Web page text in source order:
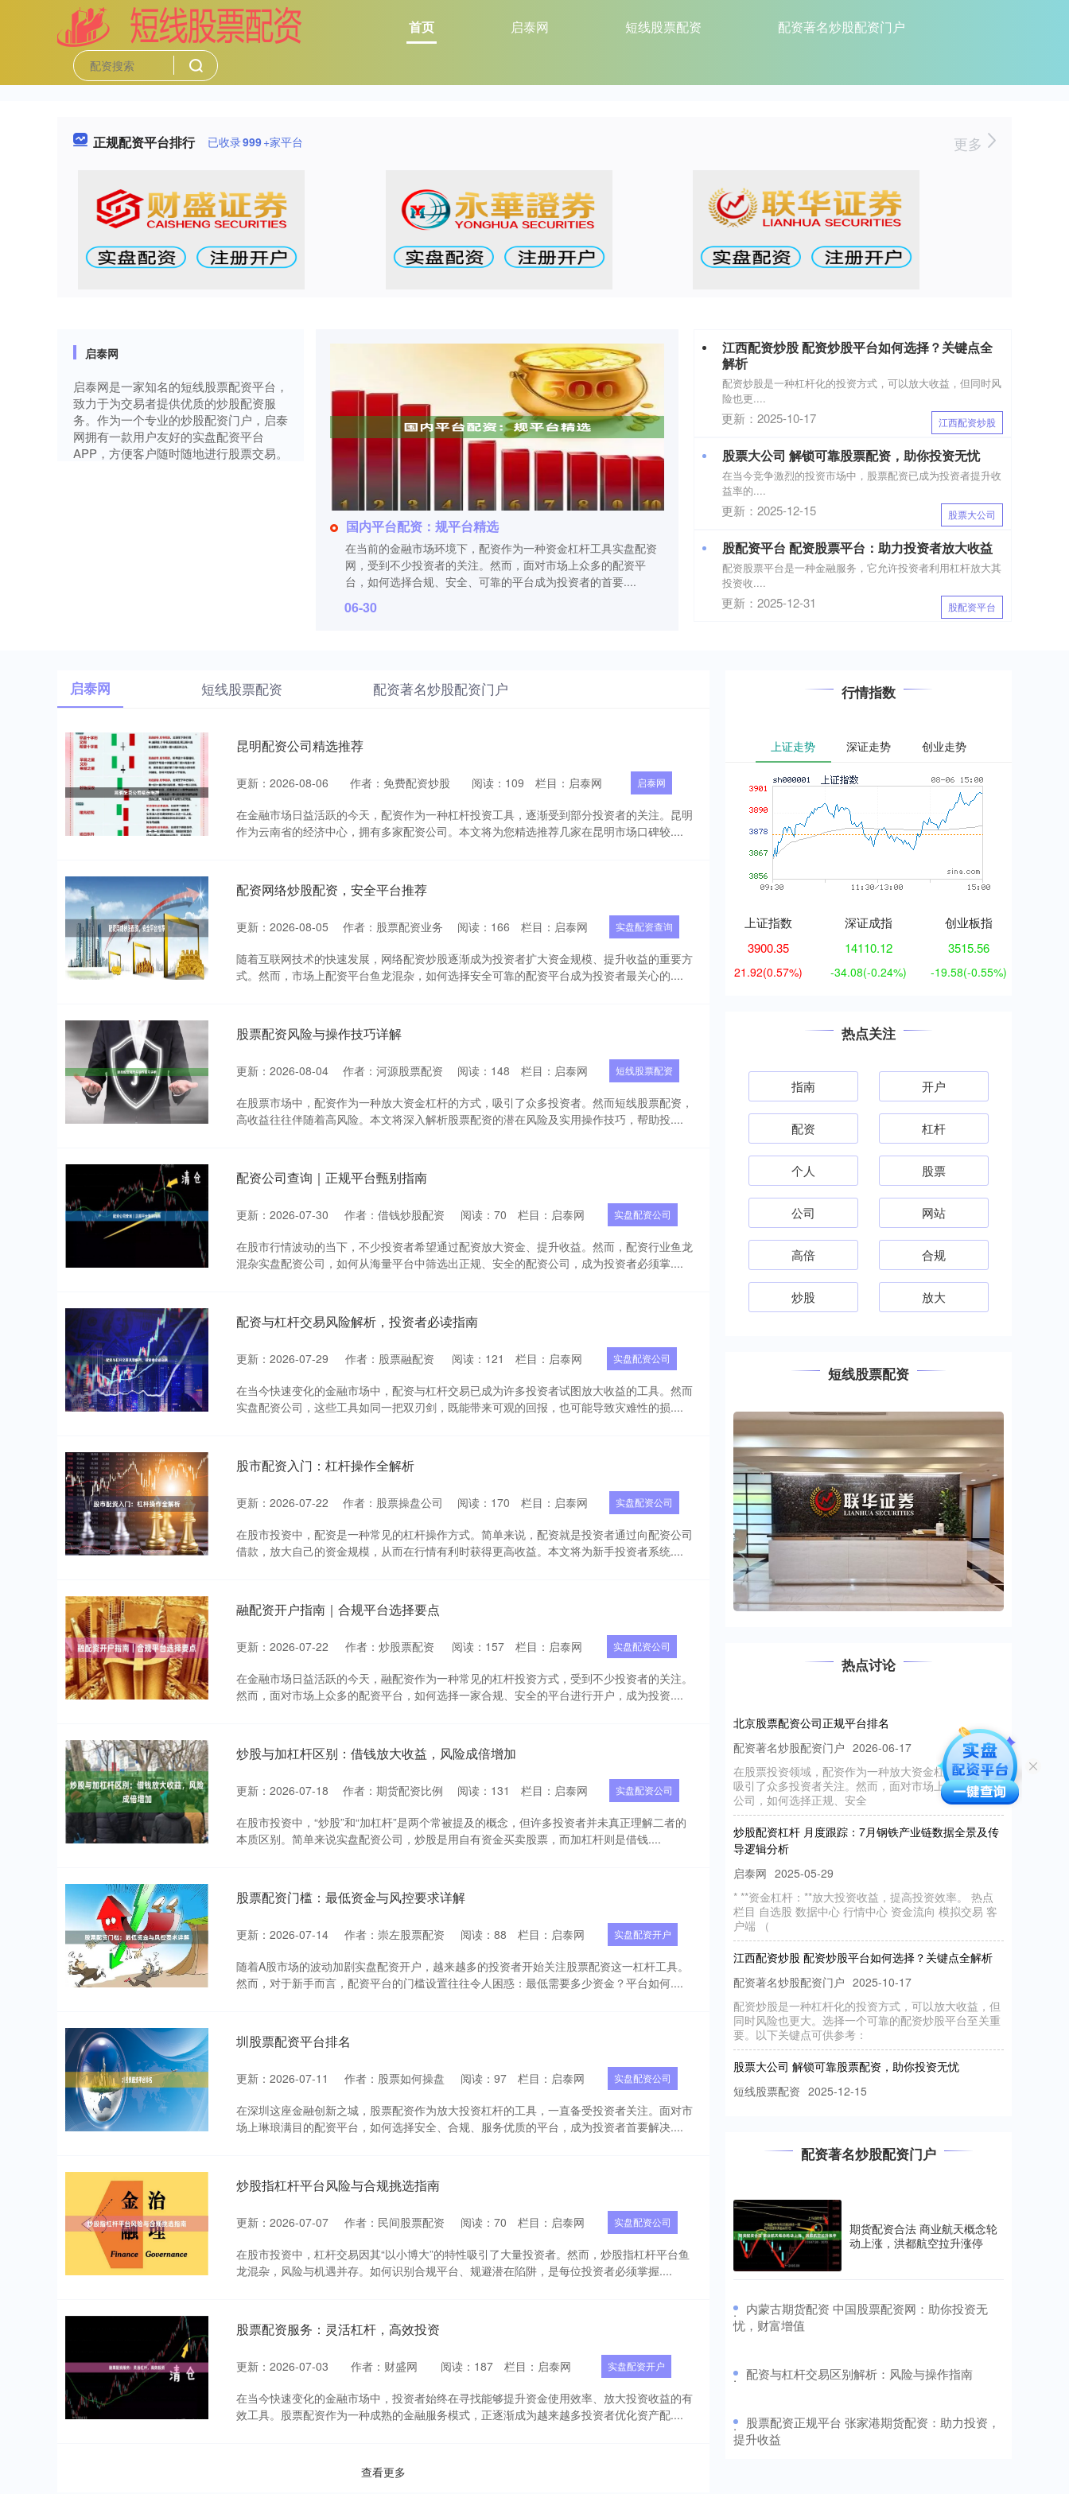
首页 启泰网 短线股票配资 配资著名炒股配资门户
正规配资平台排行 已收录999+家平台 更多
启泰网
启泰网是一家知名的短线股票配资平台，
致力于为交易者提供优质的炒股配资服
务。作为一个专业的炒股配资门户，启泰
网拥有一款用户友好的实盘配资平台
APP，方便客户随时随地进行股票交易。
国内平台配资：规平台精选
在当前的金融市场环境下，配资作为一种资金杠杆工具实盘配资
网，受到不少投资者的关注。然而，面对市场上众多的配资平
台，如何选择合规、安全、可靠的平台成为投资者的首要....
06-30
江西配资炒股 配资炒股平台如何选择？关键点全
解析
配资炒股是一种杠杆化的投资方式，可以放大收益，但同时风
险也更....
更新：2025-10-17 江西配资炒股
股票大公司 解锁可靠股票配资，助你投资无忧
在当今竞争激烈的投资市场中，股票配资已成为投资者提升收
益率的....
更新：2025-12-15 股票大公司
股配资平台 配资股票平台：助力投资者放大收益
配资股票平台是一种金融服务，它允许投资者利用杠杆放大其
投资收....
更新：2025-12-31 股配资平台
启泰网 短线股票配资 配资著名炒股配资门户
昆明配资公司精选推荐
更新：2026-08-06 作者：免费配资炒股 阅读： 109 栏目： 启泰网 启泰网
在金融市场日益活跃的今天，配资作为一种杠杆投资工具，逐渐受到部分投资者的关注。昆明
作为云南省的经济中心，拥有多家配资公司。本文将为您精选推荐几家在昆明市场口碑较....
配资网络炒股配资，安全平台推荐
更新：2026-08-05 作者：股票配资业务 阅读： 166 栏目： 启泰网 实盘配资查询
随着互联网技术的快速发展，网络配资炒股逐渐成为投资者扩大资金规模、提升收益的重要方
式。然而，市场上配资平台鱼龙混杂，如何选择安全可靠的配资平台成为投资者最关心的....
股票配资风险与操作技巧详解
更新：2026-08-04 作者：河源股票配资 阅读： 148 栏目： 启泰网 短线股票配资
在股票市场中，配资作为一种放大资金杠杆的方式，吸引了众多投资者。然而短线股票配资，
高收益往往伴随着高风险。本文将深入解析股票配资的潜在风险及实用操作技巧，帮助投....
配资公司查询｜正规平台甄别指南
更新：2026-07-30 作者：借钱炒股配资 阅读： 70 栏目： 启泰网 实盘配资公司
在股市行情波动的当下，不少投资者希望通过配资放大资金、提升收益。然而，配资行业鱼龙
混杂实盘配资公司，如何从海量平台中筛选出正规、安全的配资公司，成为投资者必须掌....
配资与杠杆交易风险解析，投资者必读指南
更新：2026-07-29 作者：股票融配资 阅读： 121 栏目： 启泰网 实盘配资公司
在当今快速变化的金融市场中，配资与杠杆交易已成为许多投资者试图放大收益的工具。然而
实盘配资公司，这些工具如同一把双刃剑，既能带来可观的回报，也可能导致灾难性的损....
股市配资入门：杠杆操作全解析
更新：2026-07-22 作者：股票操盘公司 阅读： 170 栏目： 启泰网 实盘配资公司
在股市投资中，配资是一种常见的杠杆操作方式。简单来说，配资就是投资者通过向配资公司
借款，放大自己的资金规模，从而在行情有利时获得更高收益。本文将为新手投资者系统....
融配资开户指南｜合规平台选择要点
更新：2026-07-22 作者：炒股票配资 阅读： 157 栏目： 启泰网 实盘配资公司
在金融市场日益活跃的今天，融配资作为一种常见的杠杆投资方式，受到不少投资者的关注。
然而，面对市场上众多的配资平台，如何选择一家合规、安全的平台进行开户，成为投资....
炒股与加杠杆区别：借钱放大收益，风险成倍增加
更新：2026-07-18 作者：期货配资比例 阅读： 131 栏目： 启泰网 实盘配资公司
在股市投资中，“炒股”和“加杠杆”是两个常被提及的概念，但许多投资者并未真正理解二者的
本质区别。简单来说实盘配资公司，炒股是用自有资金买卖股票，而加杠杆则是借钱....
股票配资门槛：最低资金与风控要求详解
更新：2026-07-14 作者：崇左股票配资 阅读： 88 栏目： 启泰网 实盘配资开户
随着A股市场的波动加剧实盘配资开户，越来越多的投资者开始关注股票配资这一杠杆工具。
然而，对于新手而言，配资平台的门槛设置往往令人困惑：最低需要多少资金？平台如何....
圳股票配资平台排名
更新：2026-07-11 作者：股票如何操盘 阅读： 97 栏目： 启泰网 实盘配资公司
在深圳这座金融创新之城，股票配资作为放大投资杠杆的工具，一直备受投资者关注。面对市
场上琳琅满目的配资平台，如何选择安全、合规、服务优质的平台，成为投资者首要解决....
炒股指杠杆平台风险与合规挑选指南
更新：2026-07-07 作者：民间股票配资 阅读： 70 栏目： 启泰网 实盘配资公司
在股市投资中，杠杆交易因其“以小博大”的特性吸引了大量投资者。然而，炒股指杠杆平台鱼
龙混杂，风险与机遇并存。如何识别合规平台、规避潜在陷阱，是每位投资者必须掌握....
股票配资服务：灵活杠杆，高效投资
更新：2026-07-03 作者：财盛网 阅读： 187 栏目： 启泰网 实盘配资开户
在当今快速变化的金融市场中，投资者始终在寻找能够提升资金使用效率、放大投资收益的有
效工具。股票配资作为一种成熟的金融服务模式，正逐渐成为越来越多投资者优化资产配....
查看更多
行情指数
上证走势 深证走势 创业走势
上证指数
3900.35
21.92(0.57%)
深证成指
14110.12
-34.08(-0.24%)
创业板指
3515.56
-19.58(-0.55%)
热点关注
指南 开户
配资 杠杆
个人 股票
公司 网站
高倍 合规
炒股 放大
短线股票配资
热点讨论
配资著名炒股配资门户 2026-06-17
在股票投资领域，配资作为一种放大资金杠杆的方式，
吸引了众多投资者关注。然而，面对市场上众多的配资
公司，如何选择正规、安全
炒股配资杠杆 月度跟踪：7月钢铁产业链数据全景及传
导逻辑分析
启泰网 2025-05-29
* **资金杠杆：**放大投资收益，提高投资效率。 热点
栏目 自选股 数据中心 行情中心 资金流向 模拟交易 客
户端 （
江西配资炒股 配资炒股平台如何选择？关键点全解析
配资著名炒股配资门户 2025-10-17
配资炒股是一种杠杆化的投资方式，可以放大收益，但
同时风险也更大。选择一个可靠的配资炒股平台至关重
要。以下关键点可供参考：
股票大公司 解锁可靠股票配资，助你投资无忧
短线股票配资 2025-12-15
在当今竞争激烈的投资市场中，股票配资已成为投资者
股配资平台 配资股票平台：助力投资者放大收益
配资股票平台是一种金融服务，它允许投资者利用杠杆
放大其投资收益。通过配资，投资者可以借入资金来购
买更多股票，从而增加其潜
配资著名炒股配资门户
期货配资合法 商业航天概念轮
动上涨，洪都航空拉升涨停
·
​内蒙古期货配资 中国股票配资网：助你投资无
忧，财富增值
· ​配资与杠杆交易区别解析：风险与操作指南
·
​股票配资正规平台 张家港期货配资：助力投资，
提升收益